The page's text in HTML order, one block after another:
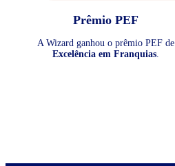
Prêmio PEF
A Wizard ganhou o prêmio PEF de
Excelência em Franquias.